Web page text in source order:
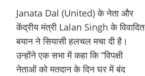
Janata Dal (United) के नेता और
केंद्रीय मंत्री Lalan Singh के विवादित
बयान ने सियासी हलचल मचा दी है।
उन्होंने एक सभा में कहा कि “विपक्षी
नेताओं को मतदान के दिन घर में बंद